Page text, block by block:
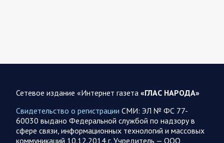
Российские вооруженные силы нанесли удары по
вызванные…
06.08.2026 10:19
Спецоперация
Фронтовая сводка Олега Царева на утро 5 августа
Сетевое издание «Интернет газета «ГЛАС НАРОДА»
Свидетельство о регистрации СМИ: ЭЛ № ФС 77-
60030 выдано Федеральной службой по надзору в
сфере связи, информационных технологий и массовых
коммуникаций 10.12.2014 г. Учредитель — ООО